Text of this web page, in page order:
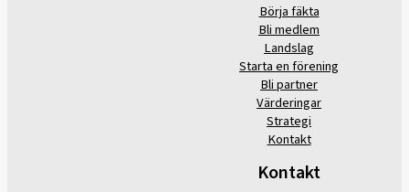
Börja fäkta
Bli medlem
Landslag
Starta en förening
Bli partner
Värderingar
Strategi
Kontakt
Kontakt